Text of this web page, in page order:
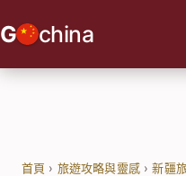
至
G china
首頁 › 旅遊攻略與靈感›新疆